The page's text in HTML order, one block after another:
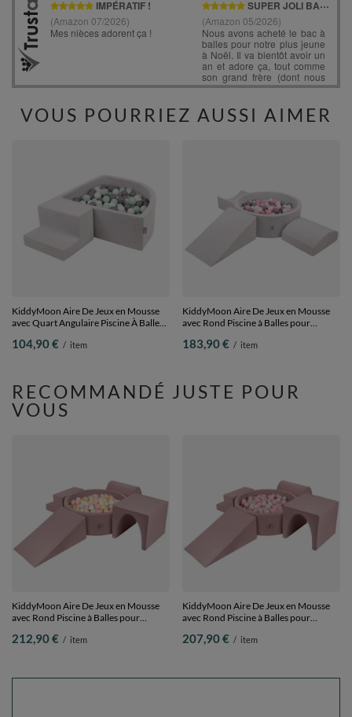
VOUS POURRIEZ AUSSI AIMER
KiddyMoon Aire De Jeux en Mousse
avec Quart Angulaire Piscine À Balles
blanc/gris/menthe, Piscine (100 Balles)
104,90 € / item
KiddyMoon Aire De Jeux en Mousse
avec Rond Piscine à Balles pour
poudré, Piscine (200 Balles) + Version
183,90 € / item
RECOMMANDÉ JUSTE POUR
VOUS
KiddyMoon Aire De Jeux en Mousse
avec Rond Piscine à Balles pour
pastel/blanc/menthe/rose poudré,
212,90 € / item
KiddyMoon Aire De Jeux en Mousse
avec Rond Piscine à Balles pour
poudré/perle, Piscine (200 Balles) +
207,90 € / item